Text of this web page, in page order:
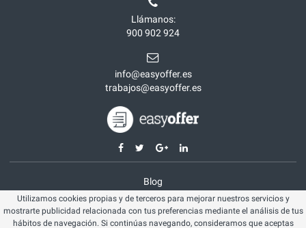
Llámanos:
900 902 924
info@easyoffer.es
trabajos@easyoffer.es
Blog
Opiniones
Aviso legal
Utilizamos cookies propias y de terceros para mejorar nuestros servicios y
mostrarte publicidad relacionada con tus preferencias mediante el análisis de tus
hábitos de navegación. Si continúas navegando, consideramos que aceptas